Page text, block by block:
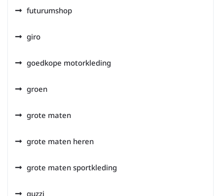
futurumshop
giro
goedkope motorkleding
groen
grote maten
grote maten heren
grote maten sportkleding
guzzi